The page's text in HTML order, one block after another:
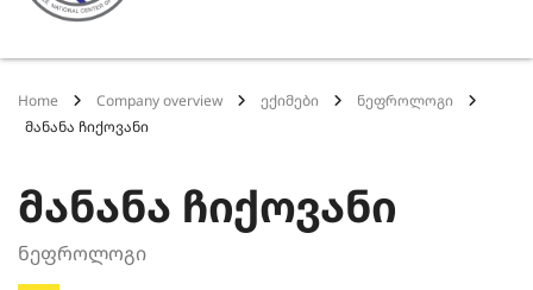
Home Company overview ექიმები
ნეფროლოგი
მანანა ჩიქოვანი
მანანა ჩიქოვანი
ნეფროლოგი